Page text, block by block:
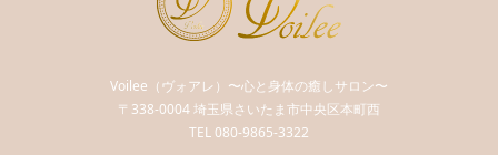
Voilee（ヴォアレ）〜心と身体の癒しサロン〜
〒338-0004 埼玉県さいたま市中央区本町西
TEL 080-9865-3322